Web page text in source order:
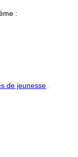
:
de jeunesse